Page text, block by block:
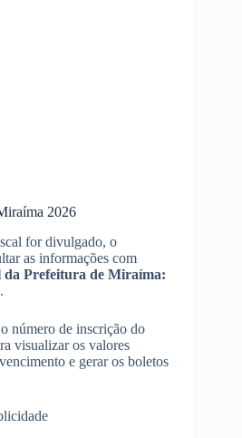
2026
for divulgado, o
as informações com
da Prefeitura de Miraíma:
.
número de inscrição do
visualizar os valores
e gerar os boletos